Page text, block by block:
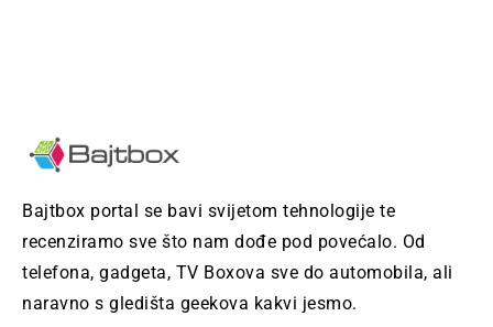
Bajtbox portal se bavi svijetom tehnologije te
recenziramo sve što nam dođe pod povećalo. Od
telefona, gadgeta, TV Boxova sve do automobila, ali
naravno s gledišta geekova kakvi jesmo.